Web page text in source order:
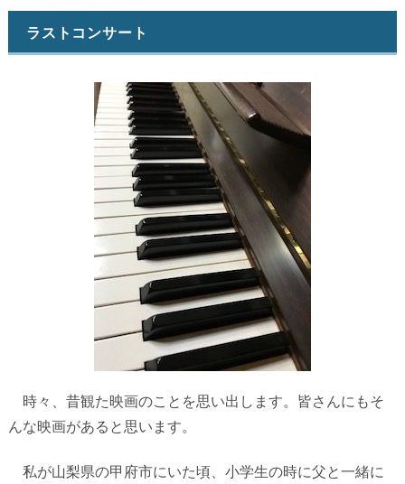
ラストコンサート
時々、昔観た映画のことを思い出します。皆さんにもそ
んな映画があると思います。
私が山梨県の甲府市にいた頃、小学生の時に父と一緒に